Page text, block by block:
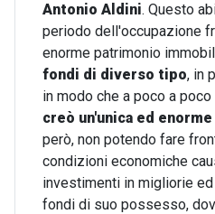
Antonio Aldini. Questo
periodo dell'occupazione
enorme patrimonio
fondi di diverso tipo, in
in modo che a poco a
creò un'unica ed
però, non potendo fare
condizioni economiche
investimenti in migliorie
fondi di suo possesso,